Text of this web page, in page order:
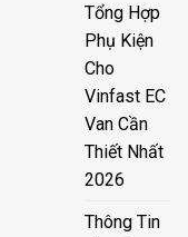
Tổng Hợp
Phụ Kiện
Cho
Vinfast EC
Van Cần
Thiết Nhất
2026
Thông Tin